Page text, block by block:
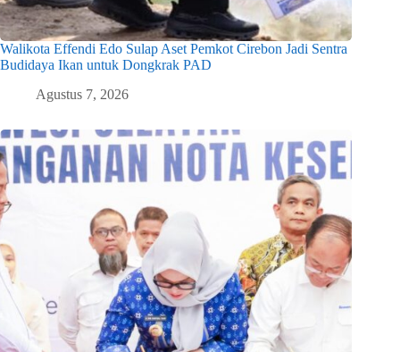
Walikota Effendi Edo Sulap Aset Pemkot Cirebon Jadi Sentra
Budidaya Ikan untuk Dongkrak PAD
Agustus 7, 2026